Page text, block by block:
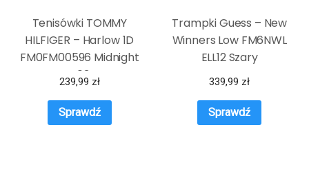
Tenisówki TOMMY
HILFIGER – Harlow 1D
FM0FM00596 Midnight
403
239,99 zł
Sprawdź
Trampki Guess – New
Winners Low FM6NWL
ELL12 Szary
339,99 zł
Sprawdź